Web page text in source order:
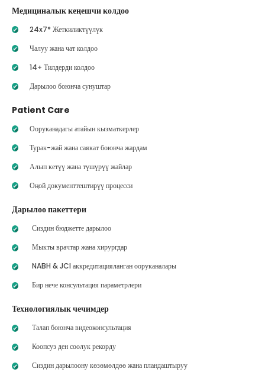
Медициналык кеңешчи колдоо
24x7* Жеткиликтүүлүк
Чалуу жана чат колдоо
14+ Тилдерди колдоо
Дарылоо боюнча сунуштар
Patient Care
Ооруканадагы атайын кызматкерлер
Турак-жай жана саякат боюнча жардам
Алып кетүү жана түшүрүү жайлар
Оңой документтештирүү процесси
Дарылоо пакеттери
Сиздин бюджетте дарылоо
Мыкты врачтар жана хирургдар
NABH & JCI аккредитацияланган ооруканалары
Бир нече консультация параметрлери
Технологиялык чечимдер
Талап боюнча видеоконсультация
Коопсуз ден соолук рекорду
Сиздин дарылоону көзөмөлдөө жана пландаштыруу